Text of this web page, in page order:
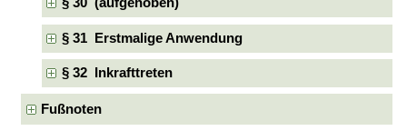
§ 30 (aufgehoben)
§ 31 Erstmalige Anwendung
§ 32 Inkrafttreten
Fußnoten